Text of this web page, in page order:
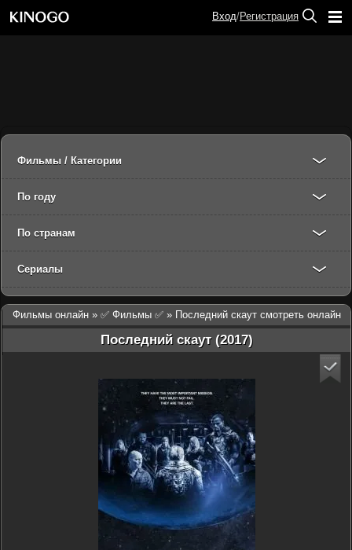
Фильмы / Категории
По году
По странам
Сериалы
Фильмы онлайн » ✅ Фильмы ✅ » Последний скаут смотреть онлайн
Последний скаут (2017)
Вход/Регистрация